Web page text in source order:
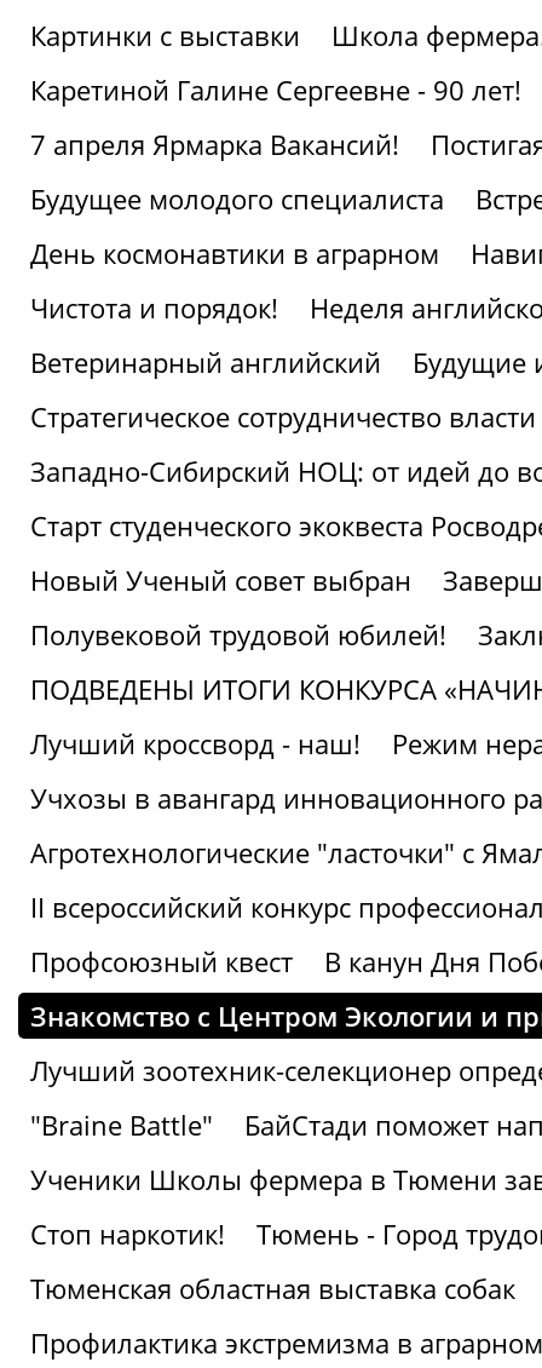
Картинки с выставки
Школа
Каретиной Галине Сергеевне - 90 лет!
7 апреля Ярмарка Вакансий!
Будущее молодого специалиста
День космонавтики в аграрном
Чистота и порядок!
Неделя
Ветеринарный английский
Будущие
Стратегическое сотрудничество
Западно-Сибирский НОЦ: от идей до
Старт студенческого экоквеста
Новый Ученый совет выбран
Полувековой трудовой юбилей!
ПОДВЕДЕНЫ ИТОГИ КОНКУРСА
Лучший кроссворд - наш!
Режим
Учхозы в авангард инновационного
Агротехнологические "ласточки" с
II всероссийский конкурс
Профсоюзный квест
В канун Дня
Знакомство с Центром Экологии и
Лучший зоотехник-селекционер
"Braine Battle"
БайСтади поможет
Ученики Школы фермера в Тюмени
Стоп наркотик!
Тюмень - Город
Тюменская областная выставка собак
Профилактика экстремизма в аграрном